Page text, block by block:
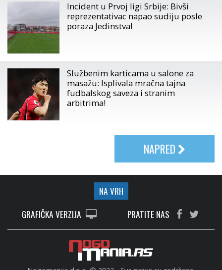
Incident u Prvoj ligi Srbije: Bivši
reprezentativac napao sudiju posle
poraza Jedinstva!
Službenim karticama u salone za
masažu: Isplivala mračna tajna
fudbalskog saveza i stranim
arbitrima!
NAPRED
NA VRH
GRAFIČKA VERZIJA
PRATITE NAS